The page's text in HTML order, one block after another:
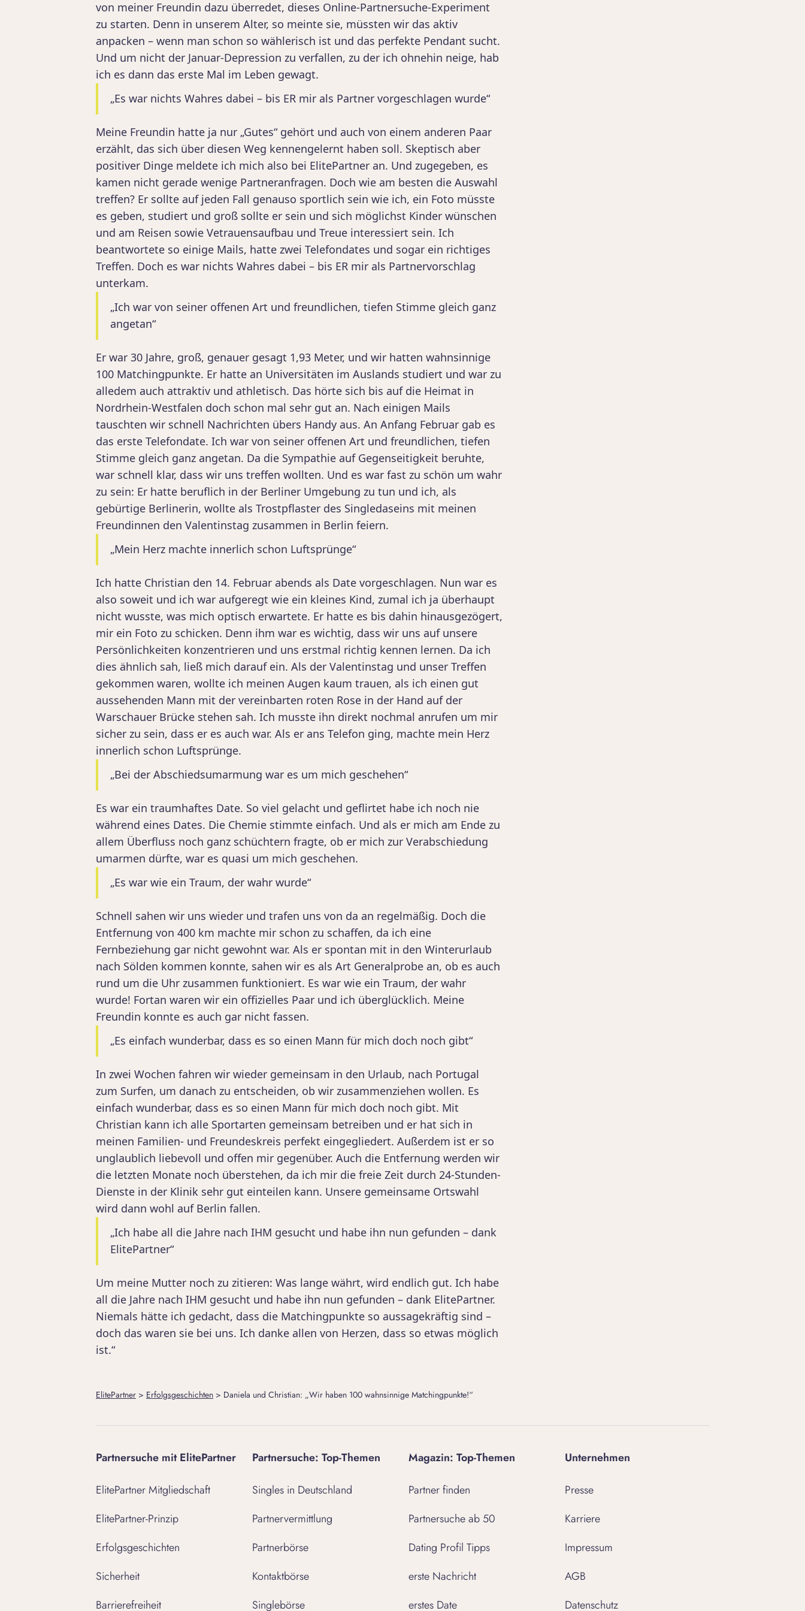
von meiner Freundin dazu überredet, dieses Online-Partnersuche-Experiment
zu starten. Denn in unserem Alter, so meinte sie, müssten wir das aktiv
anpacken – wenn man schon so wählerisch ist und das perfekte Pendant sucht.
Und um nicht der Januar-Depression zu verfallen, zu der ich ohnehin neige, hab
ich es dann das erste Mal im Leben gewagt.
„Es war nichts Wahres dabei – bis ER mir als Partner vorgeschlagen wurde“
Meine Freundin hatte ja nur „Gutes“ gehört und auch von einem anderen Paar
erzählt, das sich über diesen Weg kennengelernt haben soll. Skeptisch aber
positiver Dinge meldete ich mich also bei ElitePartner an. Und zugegeben, es
kamen nicht gerade wenige Partneranfragen. Doch wie am besten die Auswahl
treffen? Er sollte auf jeden Fall genauso sportlich sein wie ich, ein Foto müsste
es geben, studiert und groß sollte er sein und sich möglichst Kinder wünschen
und am Reisen sowie Vetrauensaufbau und Treue interessiert sein. Ich
beantwortete so einige Mails, hatte zwei Telefondates und sogar ein richtiges
Treffen. Doch es war nichts Wahres dabei – bis ER mir als Partnervorschlag
unterkam.
„Ich war von seiner offenen Art und freundlichen, tiefen Stimme gleich ganz
angetan“
Er war 30 Jahre, groß, genauer gesagt 1,93 Meter, und wir hatten wahnsinnige
100 Matchingpunkte. Er hatte an Universitäten im Auslands studiert und war zu
alledem auch attraktiv und athletisch. Das hörte sich bis auf die Heimat in
Nordrhein-Westfalen doch schon mal sehr gut an. Nach einigen Mails
tauschten wir schnell Nachrichten übers Handy aus. An Anfang Februar gab es
das erste Telefondate. Ich war von seiner offenen Art und freundlichen, tiefen
Stimme gleich ganz angetan. Da die Sympathie auf Gegenseitigkeit beruhte,
war schnell klar, dass wir uns treffen wollten. Und es war fast zu schön um wahr
zu sein: Er hatte beruflich in der Berliner Umgebung zu tun und ich, als
gebürtige Berlinerin, wollte als Trostpflaster des Singledaseins mit meinen
Freundinnen den Valentinstag zusammen in Berlin feiern.
„Mein Herz machte innerlich schon Luftsprünge“
Ich hatte Christian den 14. Februar abends als Date vorgeschlagen. Nun war es
also soweit und ich war aufgeregt wie ein kleines Kind, zumal ich ja überhaupt
nicht wusste, was mich optisch erwartete. Er hatte es bis dahin hinausgezögert,
mir ein Foto zu schicken. Denn ihm war es wichtig, dass wir uns auf unsere
Persönlichkeiten konzentrieren und uns erstmal richtig kennen lernen. Da ich
dies ähnlich sah, ließ mich darauf ein. Als der Valentinstag und unser Treffen
gekommen waren, wollte ich meinen Augen kaum trauen, als ich einen gut
aussehenden Mann mit der vereinbarten roten Rose in der Hand auf der
Warschauer Brücke stehen sah. Ich musste ihn direkt nochmal anrufen um mir
sicher zu sein, dass er es auch war. Als er ans Telefon ging, machte mein Herz
innerlich schon Luftsprünge.
„Bei der Abschiedsumarmung war es um mich geschehen“
Es war ein traumhaftes Date. So viel gelacht und geflirtet habe ich noch nie
während eines Dates. Die Chemie stimmte einfach. Und als er mich am Ende zu
allem Überfluss noch ganz schüchtern fragte, ob er mich zur Verabschiedung
umarmen dürfte, war es quasi um mich geschehen.
„Es war wie ein Traum, der wahr wurde“
Schnell sahen wir uns wieder und trafen uns von da an regelmäßig. Doch die
Entfernung von 400 km machte mir schon zu schaffen, da ich eine
Fernbeziehung gar nicht gewohnt war. Als er spontan mit in den Winterurlaub
nach Sölden kommen konnte, sahen wir es als Art Generalprobe an, ob es auch
rund um die Uhr zusammen funktioniert. Es war wie ein Traum, der wahr
wurde! Fortan waren wir ein offizielles Paar und ich überglücklich. Meine
Freundin konnte es auch gar nicht fassen.
„Es einfach wunderbar, dass es so einen Mann für mich doch noch gibt“
In zwei Wochen fahren wir wieder gemeinsam in den Urlaub, nach Portugal
zum Surfen, um danach zu entscheiden, ob wir zusammenziehen wollen. Es
einfach wunderbar, dass es so einen Mann für mich doch noch gibt. Mit
Christian kann ich alle Sportarten gemeinsam betreiben und er hat sich in
meinen Familien- und Freundeskreis perfekt eingegliedert. Außerdem ist er so
unglaublich liebevoll und offen mir gegenüber. Auch die Entfernung werden wir
die letzten Monate noch überstehen, da ich mir die freie Zeit durch 24-Stunden-
Dienste in der Klinik sehr gut einteilen kann. Unsere gemeinsame Ortswahl
wird dann wohl auf Berlin fallen.
„Ich habe all die Jahre nach IHM gesucht und habe ihn nun gefunden – dank
ElitePartner“
Um meine Mutter noch zu zitieren: Was lange währt, wird endlich gut. Ich habe
all die Jahre nach IHM gesucht und habe ihn nun gefunden – dank ElitePartner.
Niemals hätte ich gedacht, dass die Matchingpunkte so aussagekräftig sind –
doch das waren sie bei uns. Ich danke allen von Herzen, dass so etwas möglich
ist.“
ElitePartner > Erfolgsgeschichten > Daniela und Christian: „Wir haben 100 wahnsinnige Matchingpunkte!“
Partnersuche mit ElitePartner
ElitePartner Mitgliedschaft
ElitePartner-Prinzip
Erfolgsgeschichten
Sicherheit
Barrierefreiheit
Partnersuche: Top-Themen
Singles in Deutschland
Partnervermittlung
Partnerbörse
Kontaktbörse
Singlebörse
Magazin: Top-Themen
Partner finden
Partnersuche ab 50
Dating Profil Tipps
erste Nachricht
erstes Date
Unternehmen
Presse
Karriere
Impressum
AGB
Datenschutz